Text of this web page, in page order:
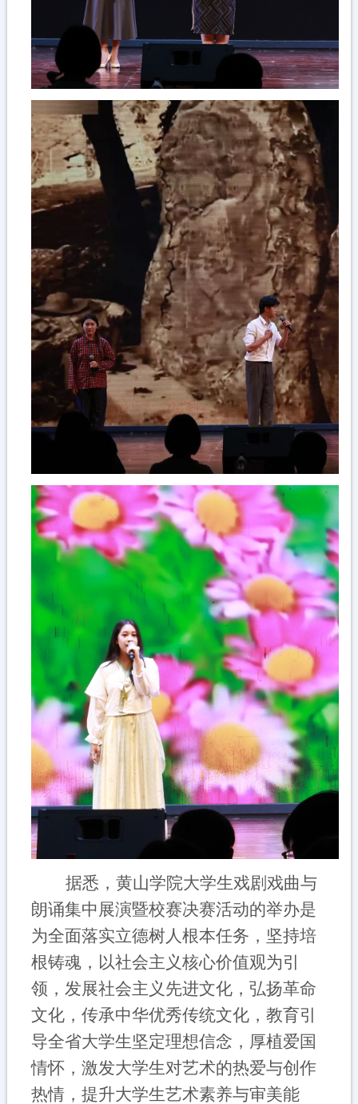
据悉， 黄山学院大学生戏剧戏曲与
朗诵集中展演暨校赛决赛活动的举办是
为全面落实立德树人根本任务，坚持培
根铸魂，以社会主义核心价值观为引
领，发展社会主义先进文化，弘扬革命
文化，传承中华优秀传统文化，教育引
导全省大学生坚定理想信念，厚植爱国
情怀，激发大学生对艺术的热爱与创作
热情，提升大学生艺术素养与审美能